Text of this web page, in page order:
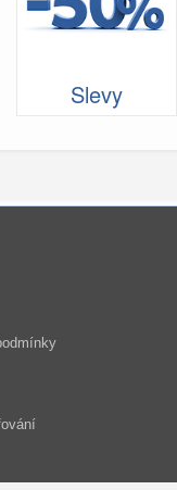
Slevy